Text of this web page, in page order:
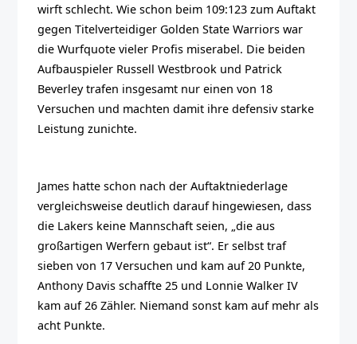
wirft schlecht. Wie schon beim 109:123 zum Auftakt
gegen Titelverteidiger Golden State Warriors war
die Wurfquote vieler Profis miserabel. Die beiden
Aufbauspieler Russell Westbrook und Patrick
Beverley trafen insgesamt nur einen von 18
Versuchen und machten damit ihre defensiv starke
Leistung zunichte.
James hatte schon nach der Auftaktniederlage
vergleichsweise deutlich darauf hingewiesen, dass
die Lakers keine Mannschaft seien, „die aus
großartigen Werfern gebaut ist“. Er selbst traf
sieben von 17 Versuchen und kam auf 20 Punkte,
Anthony Davis schaffte 25 und Lonnie Walker IV
kam auf 26 Zähler. Niemand sonst kam auf mehr als
acht Punkte.